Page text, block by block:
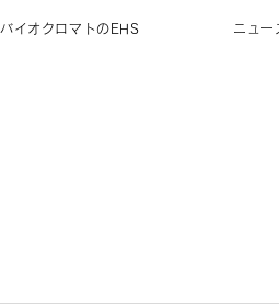
バイオクロマトのEHS ニュー